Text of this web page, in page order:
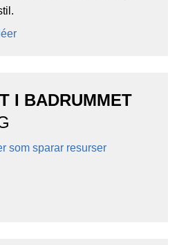
I BADRUMMET
som sparar resurser